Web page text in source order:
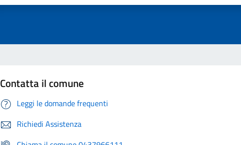
Contatta il comune
Leggi le domande frequenti
Richiedi Assistenza